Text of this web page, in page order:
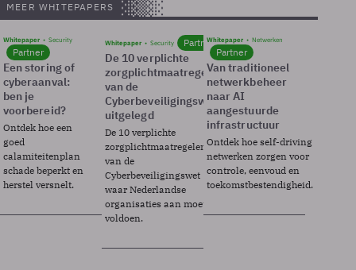
MEER WHITEPAPERS
Whitepaper Security
Partner
Een storing of
cyberaanval:
ben je
voorbereid?
Ontdek hoe een
goed
calamiteitenplan
schade beperkt en
herstel versnelt.
Whitepaper Security Partner
De 10 verplichte
zorgplichtmaatregelen
van de
Cyberbeveiligingswet
uitgelegd
De 10 verplichte
zorgplichtmaatregelen
van de
Cyberbeveiligingswet
waar Nederlandse
organisaties aan moeten
voldoen.
Whitepaper Netwerken
Partner
Van traditioneel
netwerkbeheer
naar AI
aangestuurde
infrastructuur
Ontdek hoe self-driving
netwerken zorgen voor
controle, eenvoud en
toekomstbestendigheid.